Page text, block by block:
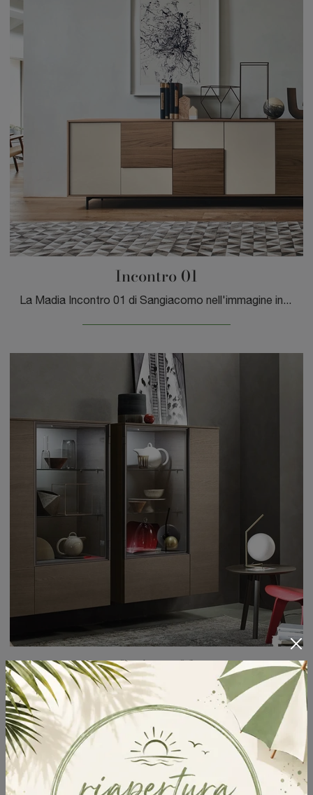
Incontro 01
La Madia Incontro 01 di Sangiacomo nell'immagine in laccato opaco risolve le più personali esigenze di stile e spazio, arredando il living con ...
Scrigno 03